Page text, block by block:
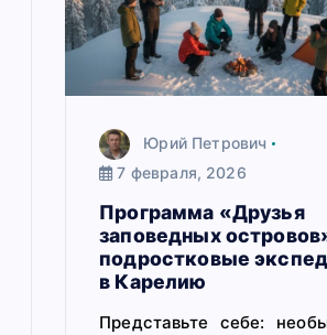
Юрий Петрович
7 февраля, 2026
Программа «Друзья
заповедных
подростковые
в Карелию
Представьте себе: